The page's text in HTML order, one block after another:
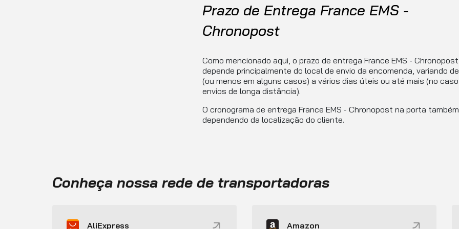
Prazo de Entrega France EMS -
Chronopost
Como mencionado aqui, o prazo de entrega France EMS - Chronopost
depende principalmente do local de envio da encomenda, variando
(ou menos em alguns casos) a vários dias úteis ou até mais (no
envios de longa distância).
O cronograma de entrega France EMS - Chronopost na porta
dependendo da localização do cliente.
Conheça nossa rede de transportadoras
AliExpress Amazon